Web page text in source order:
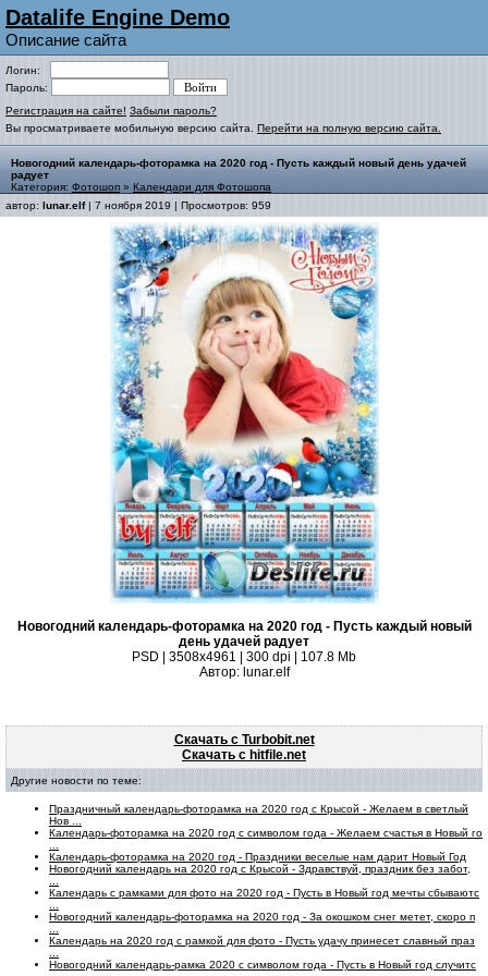
Datalife Engine Demo
Описание сайта
Логин:
Пароль:
Регистрация на сайте! Забыли пароль?
Вы просматриваете мобильную версию сайта. Перейти на полную версию сайта.
Новогодний календарь-фоторамка на 2020 год - Пусть каждый новый день удачей
радует
Категория: Фотошоп » Календари для Фотошопа
автор: lunar.elf| 7 ноября 2019 | Просмотров: 959
Новогодний календарь-фоторамка на 2020 год - Пусть каждый новый
день удачей радует
PSD | 3508x4961 | 300 dpi | 107.8 Mb
Автор: lunar.elf
Скачать с Turbobit.net
Скачать с hitfile.net
Другие новости по теме:
Праздничный календарь-фоторамка на 2020 год с Крысой - Желаем в светлый
Нов ...
Календарь-фоторамка на 2020 год с символом года - Желаем счастья в Новый го
Календарь-фоторамка на 2020 год - Праздники веселые нам дарит Новый Год
Новогодний календарь на 2020 год с Крысой - Здравствуй, праздник без забот,
Календарь с рамками для фото на 2020 год - Пусть в Новый год мечты сбываютс
Новогодний календарь-фоторамка на 2020 год - За окошком снег метет, скоро п
Календарь на 2020 год с рамкой для фото - Пусть удачу принесет славный праз
Новогодний календарь-рамка 2020 с символом года - Пусть в Новый год случитс